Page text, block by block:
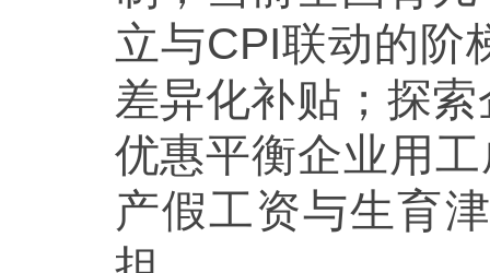
立与CPI联动的阶
差异化补贴；探
优惠平衡企业用
产假工资与生育